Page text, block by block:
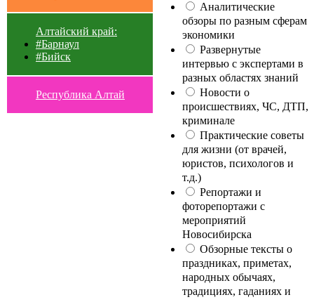
Алтайский край:
#Барнаул
#Бийск
Республика Алтай
Аналитические
обзоры по разным сферам
экономики
Развернутые
интервью с экспертами в
разных областях знаний
Новости о
происшествиях, ЧС, ДТП,
криминале
Практические советы
для жизни (от врачей,
юристов, психологов и
т.д.)
Репортажи и
фоторепортажи с
мероприятий
Новосибирска
Обзорные тексты о
праздниках, приметах,
народных обычаях,
традициях, гаданиях и